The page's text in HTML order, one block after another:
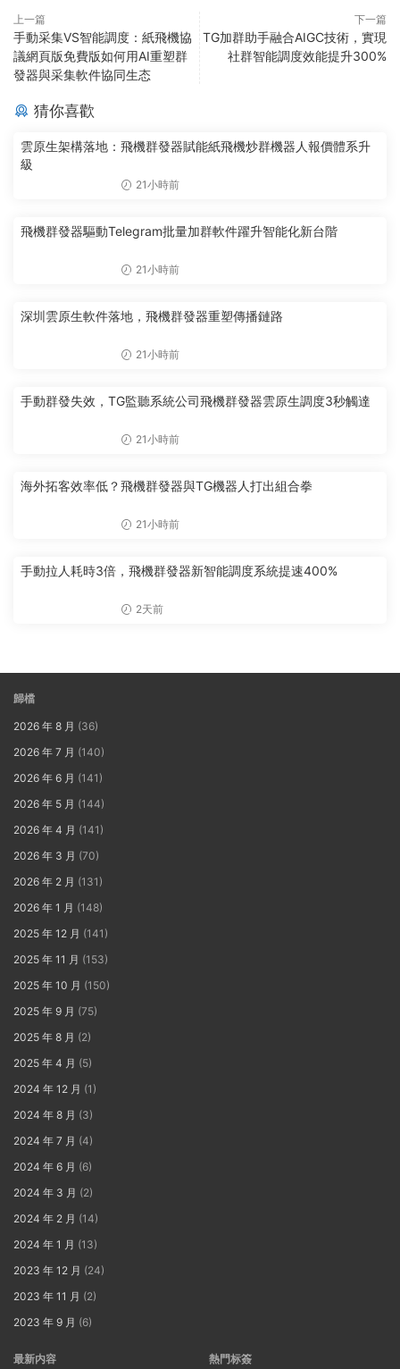
上一篇
手動采集VS智能調度：紙飛機協
議網頁版免費版如何用AI重塑群
發器與采集軟件協同生态
下一篇
TG加群助手融合AIGC技術，實現
社群智能調度效能提升300%
猜你喜歡
雲原生架構落地：飛機群發器賦能紙飛機炒群機器人報價體系升
級
21小時前
飛機群發器驅動Telegram批量加群軟件躍升智能化新台階
21小時前
深圳雲原生軟件落地，飛機群發器重塑傳播鏈路
21小時前
手動群發失效，TG監聽系統公司飛機群發器雲原生調度3秒觸達
21小時前
海外拓客效率低？飛機群發器與TG機器人打出組合拳
21小時前
手動拉人耗時3倍，飛機群發器新智能調度系統提速400%
2天前
歸檔
2026 年 8 月 (36)
2026 年 7 月 (140)
2026 年 6 月 (141)
2026 年 5 月 (144)
2026 年 4 月 (141)
2026 年 3 月 (70)
2026 年 2 月 (131)
2026 年 1 月 (148)
2025 年 12 月 (141)
2025 年 11 月 (153)
2025 年 10 月 (150)
2025 年 9 月 (75)
2025 年 8 月 (2)
2025 年 4 月 (5)
2024 年 12 月 (1)
2024 年 8 月 (3)
2024 年 7 月 (4)
2024 年 6 月 (6)
2024 年 3 月 (2)
2024 年 2 月 (14)
2024 年 1 月 (13)
2023 年 12 月 (24)
2023 年 11 月 (2)
2023 年 9 月 (6)
最新内容 熱門标簽